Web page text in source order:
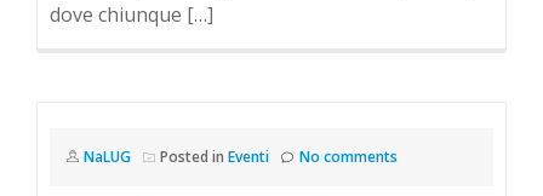
dove chiunque […]
NaLUG Posted in Eventi No comments